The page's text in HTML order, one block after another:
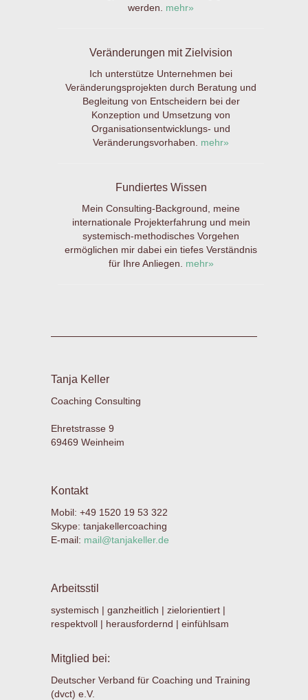
werden.
mehr»
Veränderungen mit Zielvision
Ich unterstütze Unternehmen bei
Veränderungsprojekten durch Beratung und
Begleitung von Entscheidern bei der
Konzeption und Umsetzung von
Organisationsentwicklungs- und
Veränderungsvorhaben.
mehr»
Fundiertes Wissen
Mein Consulting-Background, meine
internationale Projekterfahrung und mein
systemisch-methodisches Vorgehen
ermöglichen mir dabei ein tiefes Verständnis
für Ihre Anliegen.
mehr»
Tanja Keller
Coaching Consulting
Ehretstrasse 9
69469 Weinheim
Kontakt
Mobil: +49 1520 19 53 322
Skype: tanjakellercoaching
E-mail: mail@tanjakeller.de
Arbeitsstil
systemisch | ganzheitlich | zielorientiert |
respektvoll | herausfordernd | einfühlsam
Mitglied bei:
Deutscher Verband für Coaching und Training
(dvct) e.V.